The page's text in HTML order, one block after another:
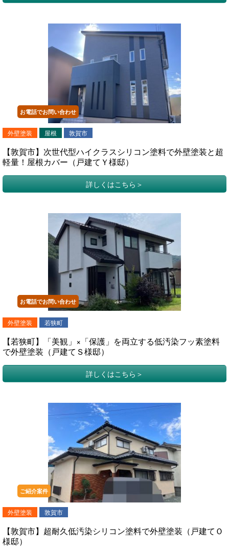
お電話でお問い合わせ
外壁塗装 屋根 敦賀市
【敦賀市】次世代型ハイクラスシリコン塗料で外壁塗装と超
軽量！屋根カバー（戸建てＹ様邸）
詳しくはこちら
お電話でお問い合わせ
外壁塗装 若狭町
【若狭町】「美観」×「保護」を両立する低汚染フッ素塗料
で外壁塗装（戸建てＳ様邸）
詳しくはこちら
ご紹介案件
外壁塗装 敦賀市
【敦賀市】超耐久低汚染シリコン塗料で外壁塗装（戸建てＯ
様邸）